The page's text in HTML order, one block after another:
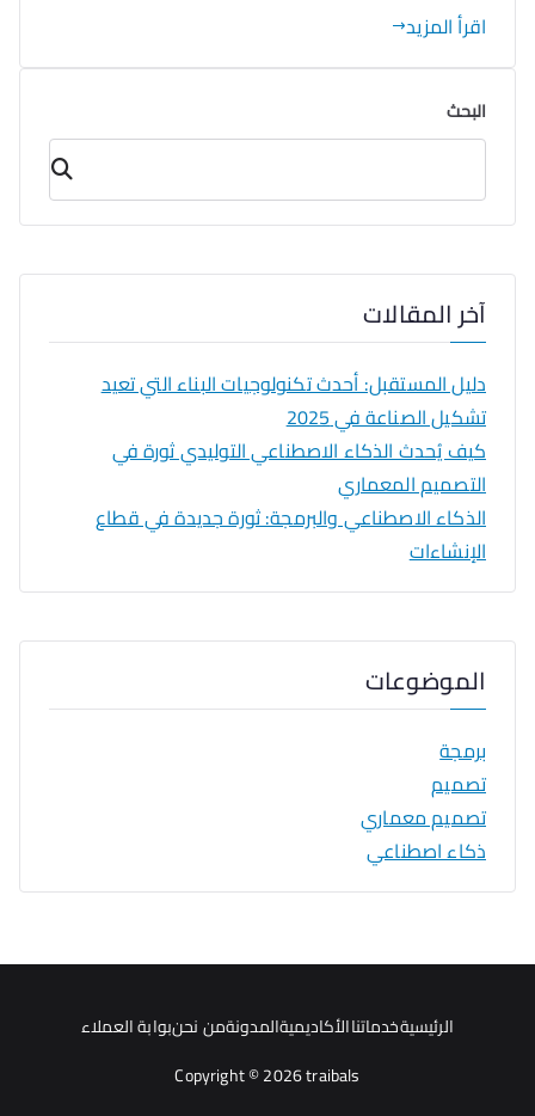
اقرأ المزيد
البحث
البحث
آخر المقالات
دليل المستقبل: أحدث تكنولوجيات البناء التي تعيد
تشكيل الصناعة في 2025
كيف يُحدث الذكاء الاصطناعي التوليدي ثورة في
التصميم المعماري
الذكاء الاصطناعي والبرمجة: ثورة جديدة في قطاع
الإنشاءات
الموضوعات
برمجة
تصميم
تصميم معماري
ذكاء اصطناعي
الرئيسيةخدماتناالأكاديميةالمدونةمن نحنبوابة العملاء
Copyright © 2026traibals